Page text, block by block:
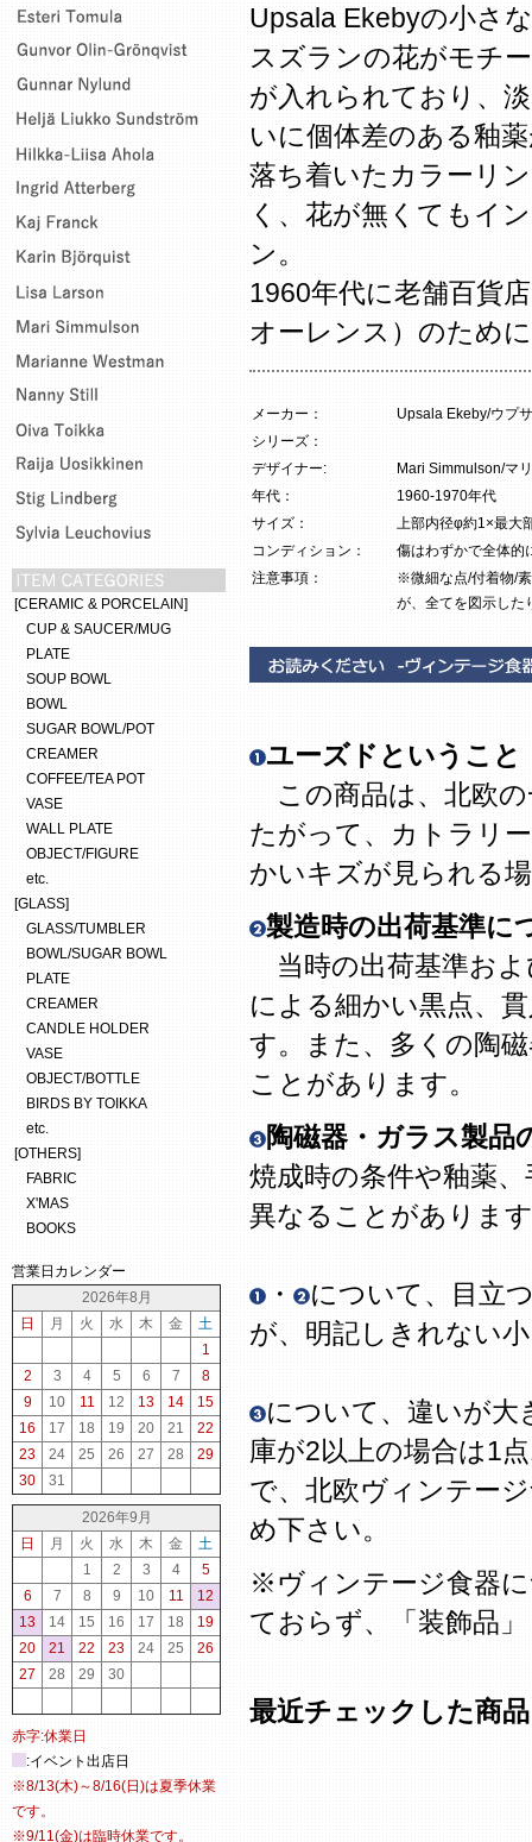
Upsala Ekebyの小さ
スズランの花がモチ
が入れられており、
いに個体差のある釉
落ち着いたカラーリ
く、花が無くてもイ
ン。
1960年代に老舗百貨
オーレンス）のため
メーカー：
Upsala Ekeby/ウプ
シリーズ：
デザイナー:
Mari Simmulson/マ
年代：
1960-1970年代
サイズ：
上部内径φ約1×最大
コンディション：
傷はわずかで全体的
注意事項：
※微細な点/付着物/
が、全てを図示した
ユーズドということ
この商品は、北欧の
たがって、カトラリ
かいキズが見られる
製造時の出荷基準に
当時の出荷基準およ
による細かい黒点、
す。また、多くの陶
ことがあります。
陶磁器・ガラス製品
焼成時の条件や釉薬
異なることがありま
・
について、目立
が、明記しきれない
について、違いが
庫が2以上の場合は1
で、北欧ヴィンテー
め下さい。
※ヴィンテージ食器
ておらず、「装飾品
最近チェックした商品
[CERAMIC & PORCELAIN]
CUP & SAUCER/MUG
PLATE
SOUP BOWL
BOWL
SUGAR BOWL/POT
CREAMER
COFFEE/TEA POT
VASE
WALL PLATE
OBJECT/FIGURE
etc.
[GLASS]
GLASS/TUMBLER
BOWL/SUGAR BOWL
PLATE
CREAMER
CANDLE HOLDER
VASE
OBJECT/BOTTLE
BIRDS BY TOIKKA
etc.
[OTHERS]
FABRIC
X'MAS
BOOKS
営業日カレンダー
2026年8月
日
月 火 水 木 金
土
1
2
3 4 5 6 7
8
9
10 11 12 13 14
15
16
17 18 19 20 21
22
23
24 25 26 27 28
29
30
31
2026年9月
日
月 火 水 木 金
土
1
2 3 4
5
6
7 8 9 10 11
12
13
14 15 16 17 18
19
20
21 22 23 24 25
26
27
28 29 30
赤字:休業日
:イベント出店日
※8/13(木)～8/16(日)は夏季休業
です。
※9/11(金)は臨時休業です。